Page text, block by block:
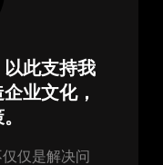
此支持我
业文化，
仅是解决问